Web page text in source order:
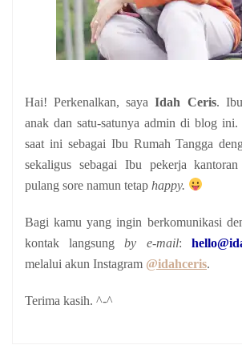
Hai! Perkenalkan, sayaIdah Ceris.
anak dan satu-satunya admin di blog ini.
saat ini sebagai Ibu Rumah Tangga
sekaligus sebagai Ibu pekerja
pulang sore namun tetap happy.
Bagi kamu yang ingin berkomunikasi
kontak langsungby e-mail:
melalui akun Instagram @idahceris.
Terima kasih. ^-^